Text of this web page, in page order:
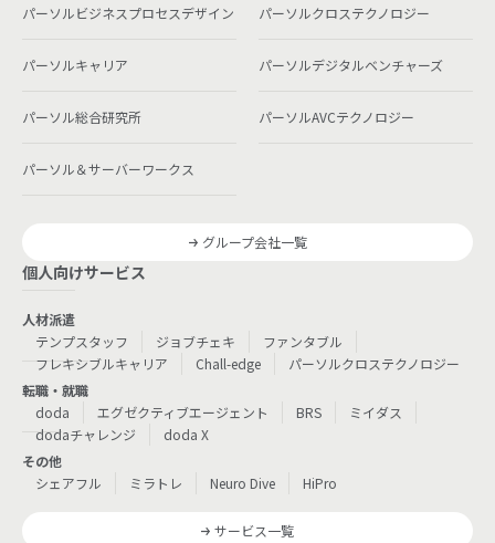
パーソルビジネスプロセスデザイン パーソルクロステクノロジー
パーソルキャリア パーソルデジタルベンチャーズ
パーソル総合研究所 パーソルAVCテクノロジー
パーソル＆サーバーワークス
グループ会社一覧
個人向けサービス
人材派遣
テンプスタッフ
ジョブチェキ
ファンタブル
フレキシブルキャリア
Chall-edge
パーソルクロステクノロジー
転職・就職
doda
エグゼクティブエージェント BRS
ミイダス
dodaチャレンジ
doda X
その他
シェアフル
ミラトレ Neuro Dive HiPro
サービス一覧